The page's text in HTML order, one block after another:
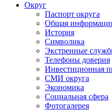
Округ
Паспорт округа
Общая
История
Символика
Экстренные
Телефоны доверия
Инвестиционная
СМИ округа
Экономика
Социальная сфера
Фотогалерея